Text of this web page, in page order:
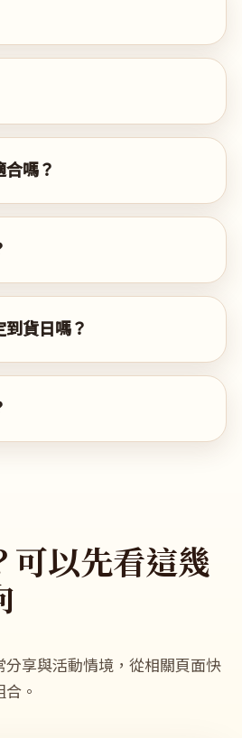
嗎？
貨日嗎？
可以先看這幾
享與活動情境，從相關頁面快
。